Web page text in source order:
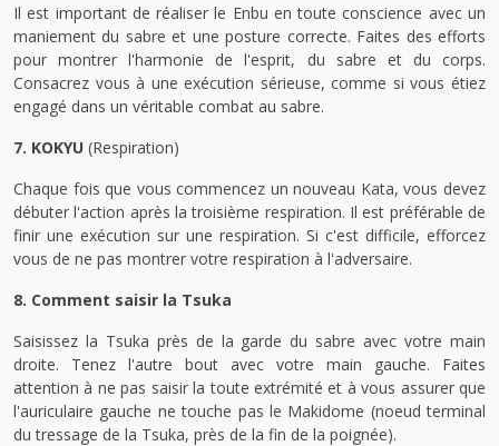
Il est important de réaliser le Enbu en toute conscience avec un
maniement du sabre et une posture correcte. Faites des efforts
pour montrer l'harmonie de l'esprit, du sabre et du corps.
Consacrez vous à une exécution sérieuse, comme si vous étiez
engagé dans un véritable combat au sabre.
7. KOKYU (Respiration)
Chaque fois que vous commencez un nouveau Kata, vous devez
débuter l'action après la troisième respiration. Il est préférable de
finir une exécution sur une respiration. Si c'est difficile, efforcez
vous de ne pas montrer votre respiration à l'adversaire.
8. Comment saisir la Tsuka
Saisissez la Tsuka près de la garde du sabre avec votre main
droite. Tenez l'autre bout avec votre main gauche. Faites
attention à ne pas saisir la toute extrémité et à vous assurer que
l'auriculaire gauche ne touche pas le Makidome (noeud terminal
du tressage de la Tsuka, près de la fin de la poignée).